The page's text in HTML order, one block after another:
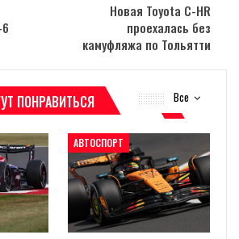
Новая Toyota C-HR
проехалась без
камуфляжа по Тольятти
Все
ПОНРАВИТЬСЯ
АВТОСПОРТ